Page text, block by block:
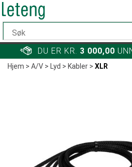
DU ER KR. 3 000,00
Hjem>A/V>Lyd>Kabler>XLR